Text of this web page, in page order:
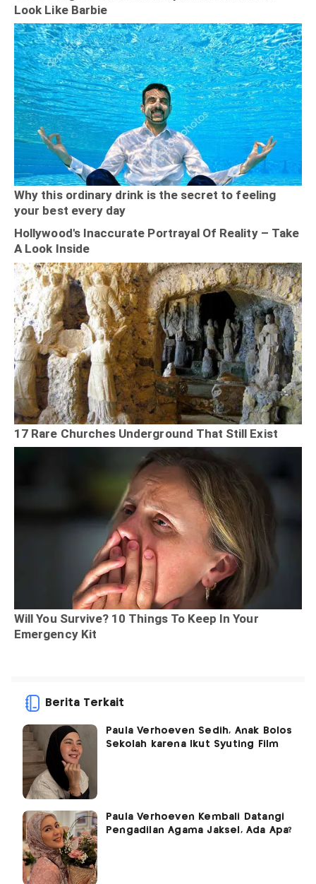
Berita Terkait
Paula Verhoeven Sedih, Anak Bolos
Sekolah karena Ikut Syuting Film
Paula Verhoeven Kembali Datangi
Pengadilan Agama Jaksel, Ada Apa?